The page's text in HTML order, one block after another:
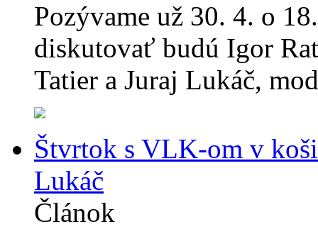
Pozývame už 30. 4. o
diskutovať budú Igor
Tatier a Juraj Lukáč,
Štvrtok s VLK-om v
Lukáč
Článok